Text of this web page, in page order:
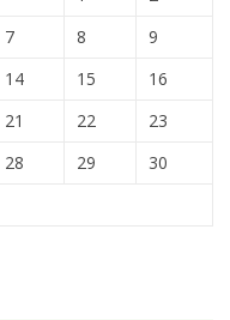
7 8
9
14 15
16
21 22
23
28 29
30